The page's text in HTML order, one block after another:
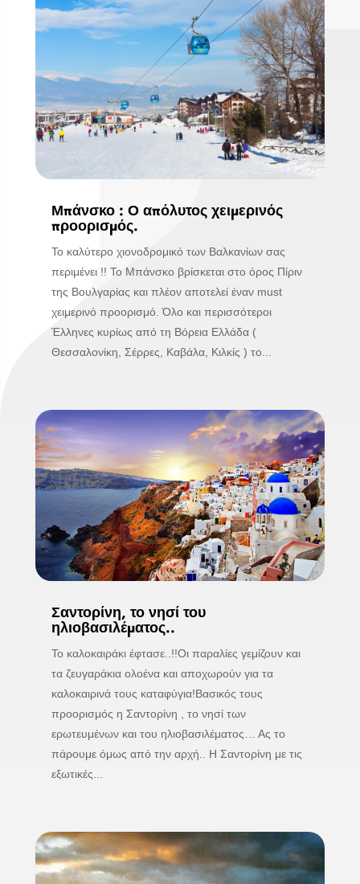
Μπάνσκο : Ο απόλυτος χειμερινός
προορισμός.
Το καλύτερο χιονοδρομικό των Βαλκανίων σας
περιμένει !! Το Μπάνσκο βρίσκεται στο όρος Πίριν
της Βουλγαρίας και πλέον αποτελεί έναν must
χειμερινό προορισμό. Όλο και περισσότεροι
Έλληνες κυρίως από τη Βόρεια Ελλάδα (
Θεσσαλονίκη, Σέρρες, Καβάλα, Κιλκίς ) το...
Σαντορίνη, το νησί του
ηλιοβασιλέματος..
Το καλοκαιράκι έφτασε..!!Οι παραλίες γεμίζουν και
τα ζευγαράκια ολοένα και αποχωρούν για τα
καλοκαιρινά τους καταφύγια!Βασικός τους
προορισμός η Σαντορίνη , το νησί των
ερωτευμένων και του ηλιοβασιλέματος… Ας το
πάρουμε όμως από την αρχή.. Η Σαντορίνη με τις
εξωτικές...